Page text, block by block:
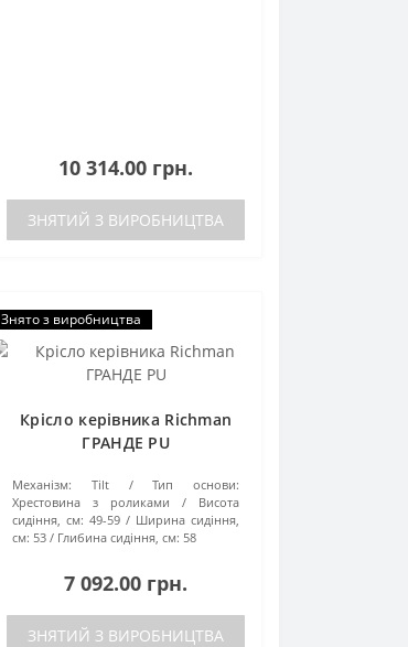
10 314.00 грн.
ЗНЯТИЙ З ВИРОБНИЦТВА
Знято з виробництва
Крісло керівника Richman
ГРАНДЕ PU
Механізм: Tilt
Тип основи:
Хрестовина з роликами
Висота
сидіння, см: 49-59
Ширина сидіння,
см: 53 Глибина сидіння, см: 58
7 092.00 грн.
ЗНЯТИЙ З ВИРОБНИЦТВА